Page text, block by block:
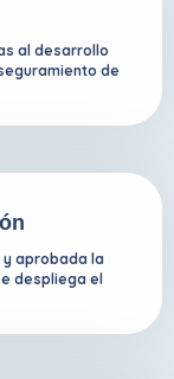
al desarrollo
de
y aprobada la
despliega el